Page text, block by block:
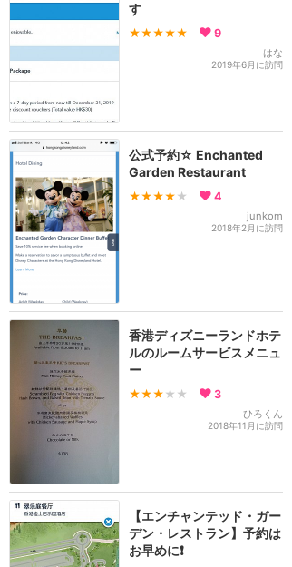
す
★★★★★ 9
はな
2019年6月に訪問
公式予約☆ Enchanted
Garden Restaurant
★★★★ ★ 4
junkom
2018年2月に訪問
香港ディズニーランドホテ
ルのルームサービスメニュ
ー
★★★ ★★ 3
ひろくん
2018年11月に訪問
【エンチャンテッド・ガー
デン・レストラン】予約は
お早めに❗️